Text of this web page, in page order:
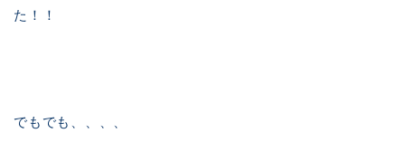
た！！
でもでも、、、、